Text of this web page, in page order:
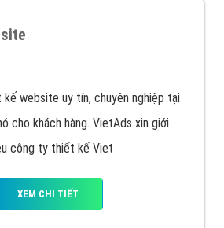
website uy tín, chuyên nghiệp tại
cho khách hàng. VietAds xin giới
công ty thiết kế Viet
XEM CHI TIẾT